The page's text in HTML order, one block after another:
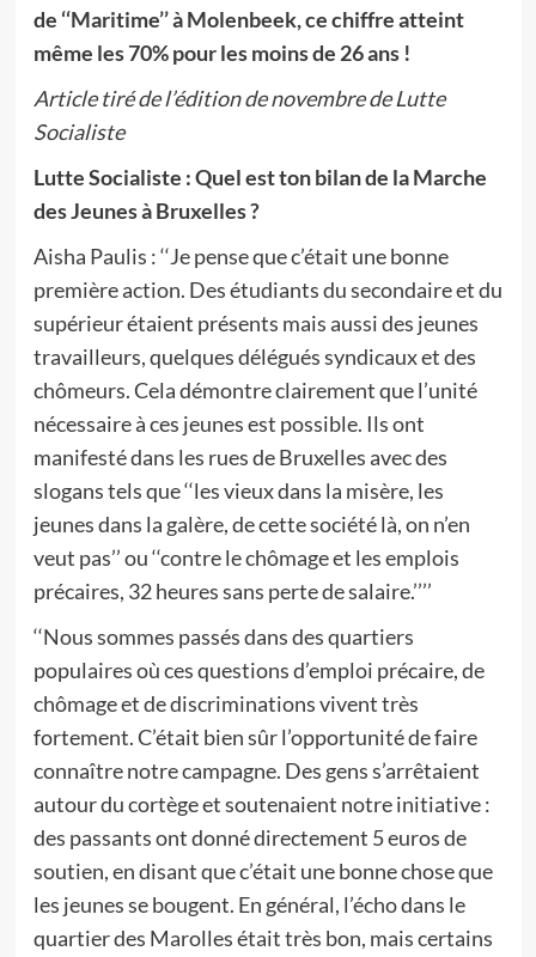
de ‘‘Maritime’’ à Molenbeek, ce chiffre atteint
même les 70% pour les moins de 26 ans !
Article tiré de l’édition de novembre de Lutte
Socialiste
Lutte Socialiste : Quel est ton bilan de la Marche
des Jeunes à Bruxelles ?
Aisha Paulis : ‘‘Je pense que c’était une bonne
première action. Des étudiants du secondaire et du
supérieur étaient présents mais aussi des jeunes
travailleurs, quelques délégués syndicaux et des
chômeurs. Cela démontre clairement que l’unité
nécessaire à ces jeunes est possible. Ils ont
manifesté dans les rues de Bruxelles avec des
slogans tels que ‘‘les vieux dans la misère, les
jeunes dans la galère, de cette société là, on n’en
veut pas’’ ou ‘‘contre le chômage et les emplois
précaires, 32 heures sans perte de salaire.’’’’
‘‘Nous sommes passés dans des quartiers
populaires où ces questions d’emploi précaire, de
chômage et de discriminations vivent très
fortement. C’était bien sûr l’opportunité de faire
connaître notre campagne. Des gens s’arrêtaient
autour du cortège et soutenaient notre initiative :
des passants ont donné directement 5 euros de
soutien, en disant que c’était une bonne chose que
les jeunes se bougent. En général, l’écho dans le
quartier des Marolles était très bon, mais certains